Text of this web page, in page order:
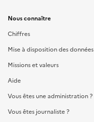
Nous connaître
Chiffres
Mise à disposition des données
Missions et valeurs
Aide
Vous êtes une administration ?
Vous êtes journaliste ?